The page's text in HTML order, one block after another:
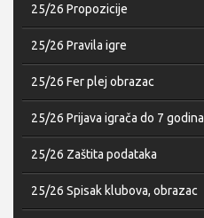
25/26 Propozicije
25/26 Pravila igre
25/26 Fer plej obrazac
25/26 Prijava igrača do 7 godina
25/26 Zaštita podataka
25/26 Spisak klubova, obrazac